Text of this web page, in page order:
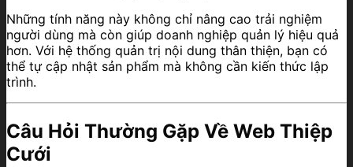
Những tính năng này không chỉ nâng cao trải nghiệm
người dùng mà còn giúp doanh nghiệp quản lý hiệu quả
hơn. Với hệ thống quản trị nội dung thân thiện, bạn có
thể tự cập nhật sản phẩm mà không cần kiến thức lập
trình.
Câu Hỏi Thường Gặp Về Web Thiệp
Cưới